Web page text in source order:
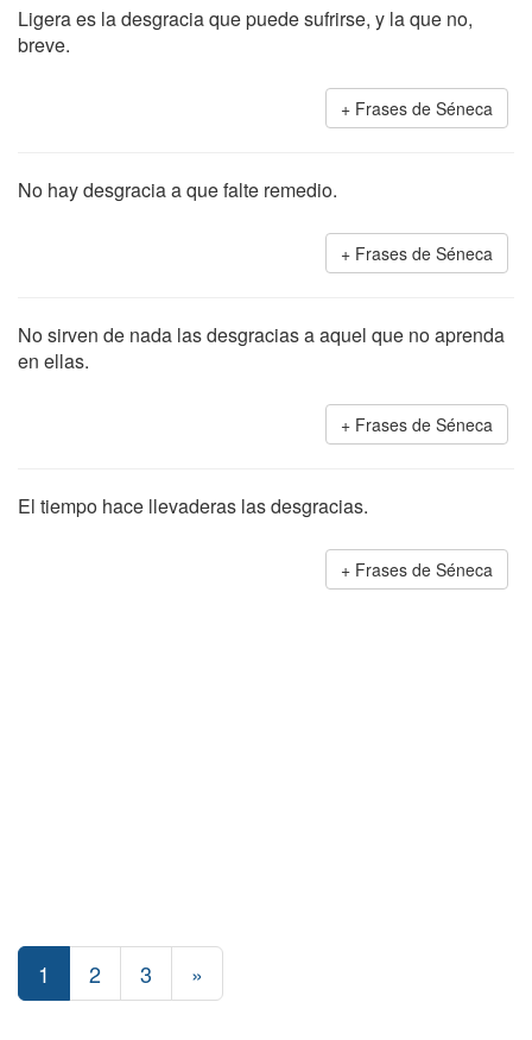
Ligera es la desgracia que puede sufrirse, y la que no,
breve.
Frases de Séneca
No hay desgracia a que falte remedio.
Frases de Séneca
No sirven de nada las desgracias a aquel que no aprenda
en ellas.
Frases de Séneca
El tiempo hace llevaderas las desgracias.
Frases de Séneca
1 2 3 »